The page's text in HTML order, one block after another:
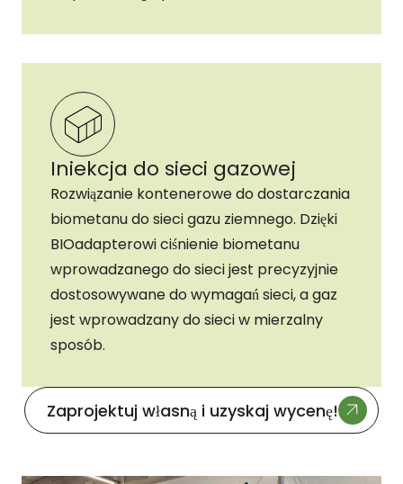
Iniekcja do sieci gazowej
Rozwiązanie kontenerowe do dostarczania
biometanu do sieci gazu ziemnego. Dzięki
BIOadapterowi ciśnienie biometanu
wprowadzanego do sieci jest precyzyjnie
dostosowywane do wymagań sieci, a gaz
jest wprowadzany do sieci w mierzalny
sposób.
Zaprojektuj własną i uzyskaj wycenę!